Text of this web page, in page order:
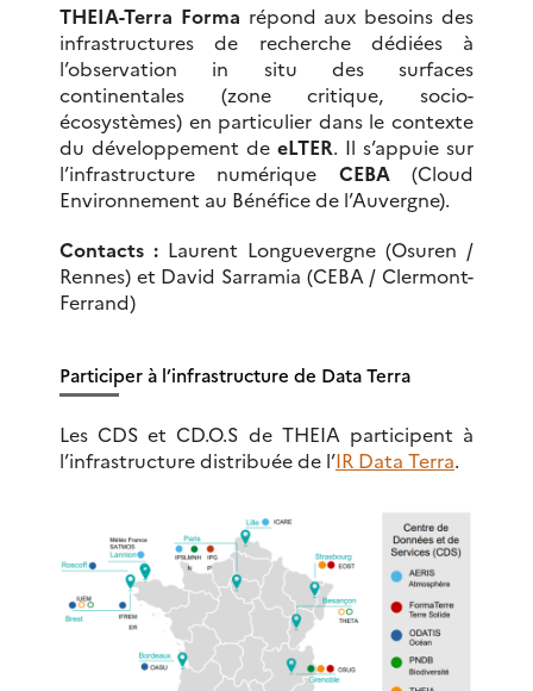
THEIA-Terra Forma répond aux besoins des
infrastructures de recherche dédiées à
l’observation in situ des surfaces
continentales (zone critique, socio-
écosystèmes) en particulier dans le contexte
du développement de eLTER. Il s’appuie sur
l’infrastructure numérique CEBA(Cloud
Environnement au Bénéfice de l’Auvergne).
Contacts : Laurent Longuevergne (Osuren /
Rennes) et David Sarramia (CEBA / Clermont-
Ferrand)
Participer à l’infrastructure de Data Terra
Les CDS et CD.O.S de THEIA participent à
l’infrastructure distribuée de l’IR Data Terra.